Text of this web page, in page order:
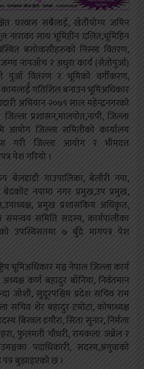
घरवास सबैलाई, खेतीयोग्य जमिन
नाराका साथ भूमिहीन दलित,भूमिहिन
बसोवासीहरुको निस्सा वितरण,
नापजाँच र अधुरा कार्य (सेतोपुर्जा)
पुर्जा वितरण र भूमिको वर्गीकरण,
गतिशिल बनाउन भूमिअधिकार
अभियान २०७९ साल महेन्द्रनगरको
प्रशासन,मालपोत,नापी, जिल्ला
आयोग जिल्ला समितीको कार्यालय
गरी जिल्ला आयोग र भीमदत्त
पेश गरियो ।
बेलडाडी गाउपालिका, बेलौरी नपा,
नपामा नगर प्रमुख,उप प्रमुख,
प्रमुख प्रशासकिय अधिकृत,
समन्वय समिति सदस्य, कार्यपालीका
उपस्थिसतमा ७ बुँदे मागपत्र पेश
भूमिअधिकार मञ्च नेपाल जिल्ला कार्य
कर्ण बहादुर बाँनिया, निर्वतमान
जोशी, सुदूरपश्चिम प्रदेश सचिव राम
सचिव शेर बहादुर टमोटा, कोषाध्यक्ष
बिरवल डगौरा, सिता सुनार, निर्मला
फुलमती चौधरी, रामकला जब्रेल र
पदाधिकारी, सदस्य,अगुवाको
पत्र बुझाइएको छ ।